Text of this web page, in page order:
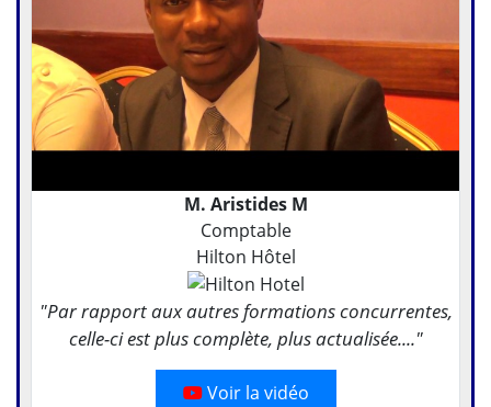
M. Aristides M
Comptable
Hilton Hôtel
"Par rapport aux autres formations concurrentes,
celle-ci est plus complète, plus actualisée...."
Voir la vidéo